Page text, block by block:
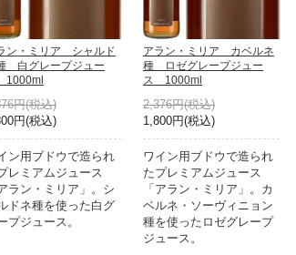
ン・ミリア シャルド
白グレープジュー
1000ml
円(税込)
円(税込)
ン用ブドウで造られ
レミアムジュース
ラン・ミリア」。シ
ドネ種を使った白グ
プジュース。
アラン・ミリア カベルネ
種 ロゼグレープジュー
ス 1000ml
2,376円(税込)
1,800円(税込)
ワイン用ブドウで造られ
たプレミアムジュース
「アラン・ミリア」。カ
ベルネ・ソーヴィニョン
種を使ったロゼグレープ
ジュース。